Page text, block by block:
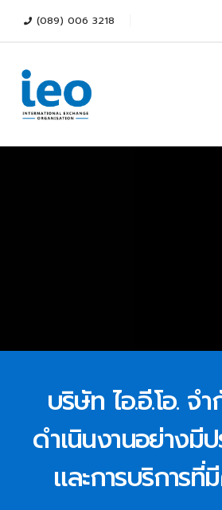
(089) 006 3218
We are highly regarded
a network of quality
บริษัท ไอ.อี.โอ. จ
ดำเนินงานอย่างมี
และการบริการ